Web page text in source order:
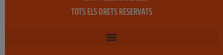
TOTS ELS DRETS RESERVATS